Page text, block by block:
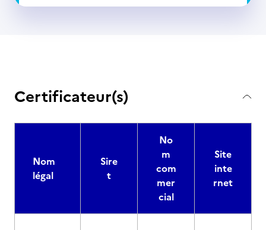
Certificateur(s)
Nom
légal
Sire
t
No
m
com
mer
cial
Site
inte
rnet